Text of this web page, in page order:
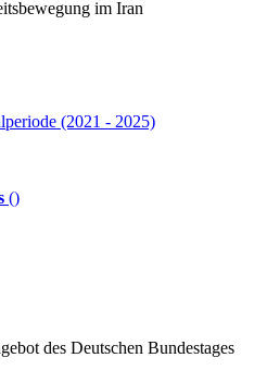
im Iran
(2021 - 2025)
()
des Deutschen Bundestages